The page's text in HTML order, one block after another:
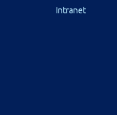
Intranet